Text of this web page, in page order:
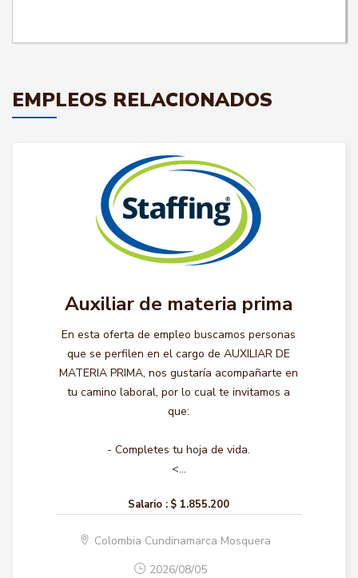
EMPLEOS RELACIONADOS
Auxiliar de materia prima
En esta oferta de empleo buscamos personas
que se perfilen en el cargo de AUXILIAR DE
MATERIA PRIMA, nos gustaría acompañarte en
tu camino laboral, por lo cual te invitamos a
que:
- Completes tu hoja de vida.
<...
Salario : $ 1.855.200
Colombia Cundinamarca Mosquera
2026/08/05